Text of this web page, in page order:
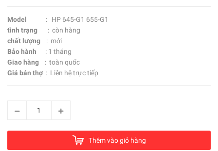
Model : HP 645-G1 655-G1
tình trạng
: còn hàng
chất lượng : mới
Bảo hành
: 1 tháng
Giao hàng : toàn quốc
Giá bán thợ : Liên hệ trực tiếp
Thêm vào giỏ hàng